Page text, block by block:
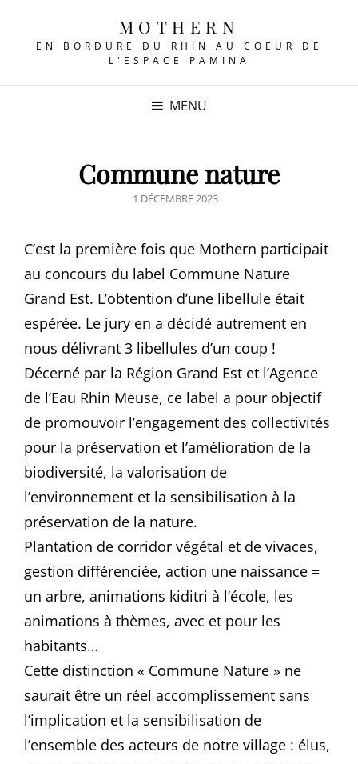
MOTHERN
EN BORDURE DU RHIN AU COEUR DE
L'ESPACE PAMINA
MENU
Commune nature
POSTED
1 DÉCEMBRE 2023
C’est la première fois que Mothern participait
au concours du label Commune Nature
Grand Est. L’obtention d’une libellule était
espérée. Le jury en a décidé autrement en
nous délivrant 3 libellules d’un coup !
Décerné par la Région Grand Est et l’Agence
de l’Eau Rhin Meuse, ce label a pour objectif
de promouvoir l’engagement des collectivités
pour la préservation et l’amélioration de la
biodiversité, la valorisation de
l’environnement et la sensibilisation à la
préservation de la nature.
Plantation de corridor végétal et de vivaces,
gestion différenciée, action une naissance =
un arbre, animations kiditri à l’école, les
animations à thèmes, avec et pour les
habitants…
Cette distinction « Commune Nature » ne
saurait être un réel accomplissement sans
l’implication et la sensibilisation de
l’ensemble des acteurs de notre village : élus,